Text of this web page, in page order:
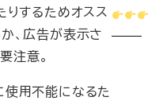
するためオスス
、広告が表示さ
注意。
使用不能になるた